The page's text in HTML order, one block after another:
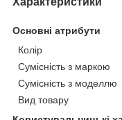
Основні атрибути
Колір
Сумісність з маркою
Сумісність з моделлю
Вид товару